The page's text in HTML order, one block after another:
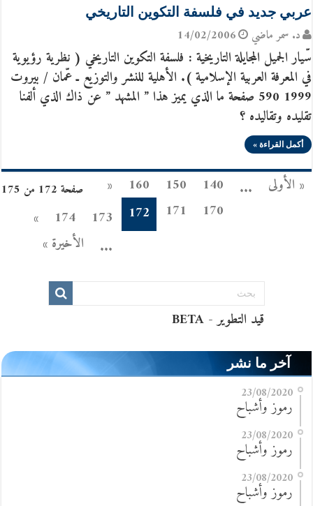
عربي جديد في فلسفة التكوين التاريخي
د. سمر ماضي 14/02/2006
سّيار الجميل المجايلة التاريخية : فلسفة التكوين التاريخي ( نظرية رؤيوية
في المعرفة العربية الإسلامية ). الأهلية للنشر والتوزيع ـ عّمان / بيروت
1999 590 صفحة ما الذي يميز هذا ” المشهد ” عن ذاك الذي ألفنا
تقليده وتقاليده ؟
أكمل القراءة »
صفحة 172 من 175 « الأولى ...
140
150
160
«
170
171
172
173
174
»
...
الأخيرة »
آخر ما نشر
23/08/2020
رموز وأشباح
23/08/2020
رموز وأشباح
23/08/2020
رموز وأشباح